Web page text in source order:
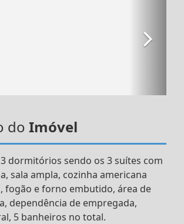
do Imóvel
dormitórios sendo os 3 suítes com
sala ampla, cozinha americana
fogão e forno embutido, área de
dependência de empregada,
5 banheiros no total.